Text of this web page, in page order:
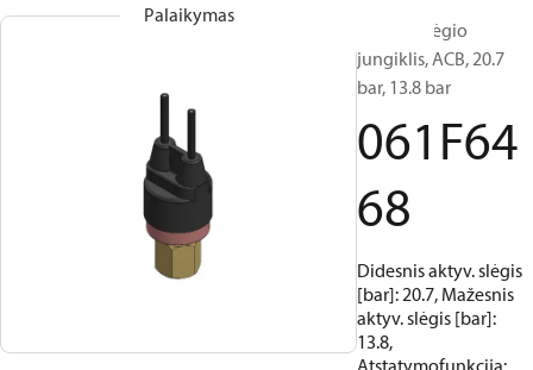
Palaikymas
Kasetės slėgio
jungiklis, ACB, 20.7
bar, 13.8 bar
061F64
68
Didesnis aktyv. slėgis
[bar]: 20.7, Mažesnis
aktyv. slėgis [bar]:
13.8,
Atstatymofunkcija: